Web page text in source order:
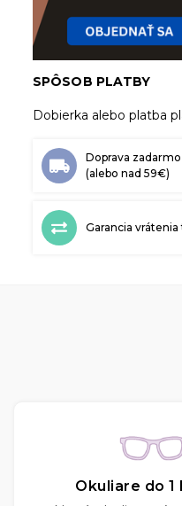
SPÔSOB PLATBY
Dobierka alebo platba
Doprava
(alebo nad 59€)
Garancia
Okuliare do 1